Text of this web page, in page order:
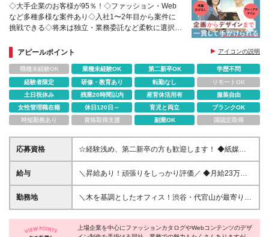
◇大手企業のお客様が95％！◇ファッション・Web
など多種多様な案件あり◇入社1〜2年目から案件に
挑戦できる◇将来は独立・業務委託など柔軟に選択可
80%アピールポイント アイコンの説明
職種未経験OK 業種未経験OK 第二新卒OK
学歴不問
経験者限定
研修・教育あり 転勤なし
リモートOK
土日祝休み
残業20時間以内 産育休活用有
服装自由
女性管理職在籍
休日120日～ 育児と両立
ブランクOK
時短勤務あり
資格取得支援 副業OK 国認定取得
応募資格
☆経験浅め、第二新卒の方も歓迎します！ ◆紙媒体
のデザイン経験をお持ちの方（経験年数不問）
※InDesign、Photoshopを使ったデザイン実務ができ
方にピッタリです！／ ★お客様と直接対話し、想い
を形にしたい方 ★早期から打合せや撮影現場で場数
ーションができる方 ★一生モノのスキルを磨き、将
給与
＼昇給あり！頑張りをしっかり評価／ ◆月給23万円
～35万円＋交通費全額支給 ※能力や経験に応じて、
決定します。 ※上記金額には、固定残業代 月30時間
期間中の給与は、月給18万円～32万円となります。
勤務地
＼木を基調としたオフィス！渋谷・代官山が最寄り駅
◎／ 【東京オフィス】 東京都渋谷区猿楽町2-3
AMAGIビル201～203 (変更の範囲)上記を除く当社関
連勤務地
上場企業を中心にファッションカタログやWebコンテンツのデザ